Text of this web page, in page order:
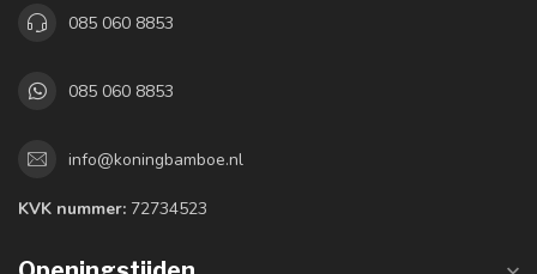
085 060 8853
085 060 8853
info@koningbamboe.nl
KVK nummer: 72734523